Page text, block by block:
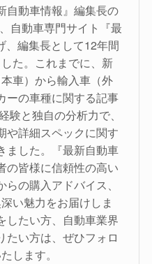
自動車情報』編集長の
自動車専門サイト『最
、編集長として12年間
た。これまでに、新
車）から輸入車（外
ーの車種に関する記事
験と独自の分析力で、
や詳細スペックに関す
ました。『最新自動車
の皆様に信頼性の高い
の購入アドバイス、
い魅力をお届けしま
したい方、自動車業界
たい方は、ぜひフォロ
します。